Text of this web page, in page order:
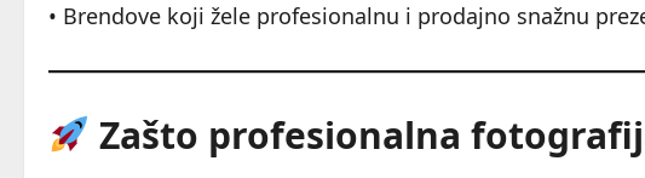
• Brendove koji žele profesionalnu i prodajno snažnu
Zašto profesionalna